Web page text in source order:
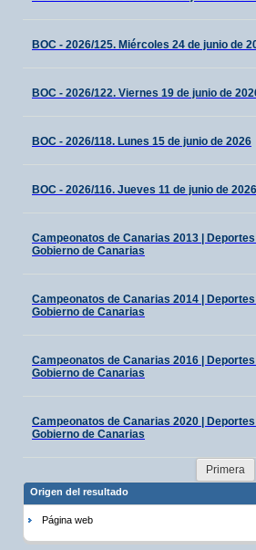
BOC - 2026/125. Miércoles 24 de junio de
BOC - 2026/122. Viernes 19 de junio de
BOC - 2026/118. Lunes 15 de junio de 2026
BOC - 2026/116. Jueves 11 de junio de 2026
Campeonatos de Canarias 2013 |
Gobierno de Canarias
Campeonatos de Canarias 2014 |
Gobierno de Canarias
Campeonatos de Canarias 2016 |
Gobierno de Canarias
Campeonatos de Canarias 2020 |
Gobierno de Canarias
Primera
Origen del resultado
Página web